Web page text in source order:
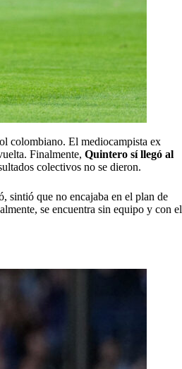
colombiano. El mediocampista ex
Finalmente, Quintero sí llegó al
colectivos no se dieron.
sintió que no encajaba en el plan de
se encuentra sin equipo y con el